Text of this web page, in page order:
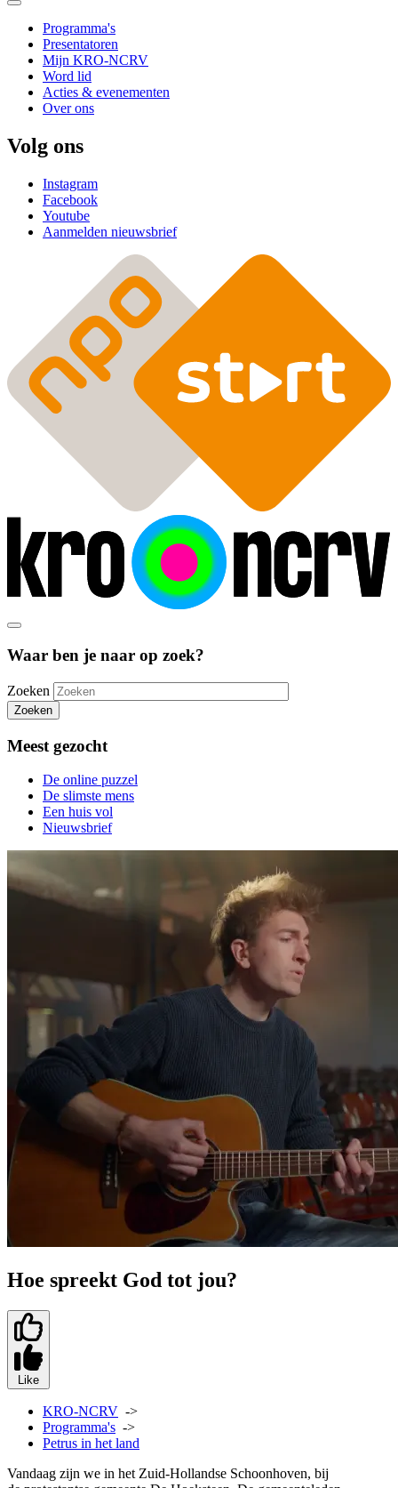
Programma's
Presentatoren
Mijn KRO-NCRV
Word lid
Acties & evenementen
Over ons
Volg ons
Instagram
Facebook
Youtube
Aanmelden nieuwsbrief
Waar ben je naar op zoek?
Zoeken
Zoeken
Meest gezocht
De online puzzel
De slimste mens
Een huis vol
Nieuwsbrief
Hoe spreekt God tot jou?
Like
KRO-NCRV ->
Programma's ->
Petrus in het land
Vandaag zijn we in het Zuid-Hollandse Schoonhoven, bij